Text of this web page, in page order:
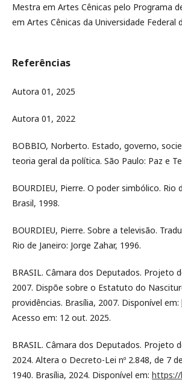
Mestra em Artes Cênicas pelo Programa
em Artes Cênicas da Universidade Federal
Referências
Autora 01, 2025
Autora 01, 2022
BOBBIO, Norberto. Estado, governo,
teoria geral da política. São Paulo: Paz e
BOURDIEU, Pierre. O poder simbólico. Rio
Brasil, 1998.
BOURDIEU, Pierre. Sobre a televisão.
Rio de Janeiro: Jorge Zahar, 1996.
BRASIL. Câmara dos Deputados. Projeto
2007. Dispõe sobre o Estatuto do
providências. Brasília, 2007. Disponível em:
Acesso em: 12 out. 2025.
BRASIL. Câmara dos Deputados. Projeto
2024. Altera o Decreto-Lei nº 2.848, de 7
1940. Brasília, 2024. Disponível em: https://